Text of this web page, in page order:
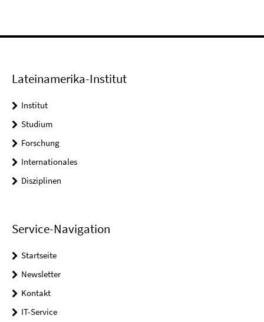
Lateinamerika-Institut
Institut
Studium
Forschung
Internationales
Disziplinen
Service-Navigation
Startseite
Newsletter
Kontakt
IT-Service